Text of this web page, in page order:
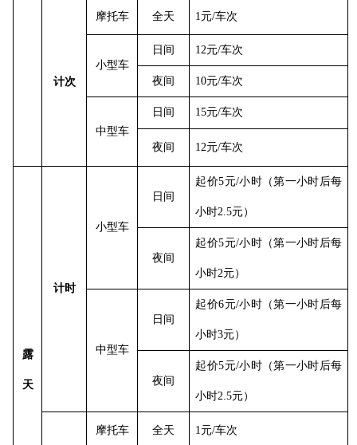
计次
摩托车 全天 1元/车次
小型车
日间 12元/车次
夜间 10元/车次
中型车
日间 15元/车次
夜间 12元/车次
露
天
计时
小型车
日间
起价5元/小时（第一小时后每
小时2.5元）
夜间
起价5元/小时（第一小时后每
小时2元）
中型车
日间
起价6元/小时（第一小时后每
小时3元）
夜间
起价5元/小时（第一小时后每
小时2.5元）
摩托车 全天 1元/车次